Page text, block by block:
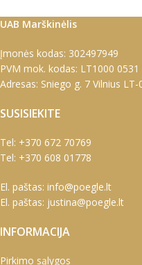
UAB Marškinėlis
Įmonės kodas: 302497949
PVM mok. kodas: LT1000 0531
Adresas: Sniego g. 7 Vilnius LT-
SUSISIEKITE
Tel: +370 672 70769
Tel: +370 608 01778
El. paštas: info@poegle.lt
El. paštas: justina@poegle.lt
INFORMACIJA
Pirkimo sąlygos